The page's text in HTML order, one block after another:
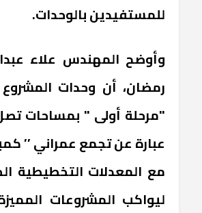
للمستفيدين بالوحدات.
وأوضح المهندس علاء
عبارة عن تجمع عمراني ’’
مع المعدلات التخطيطية
ليواكب المشروعات